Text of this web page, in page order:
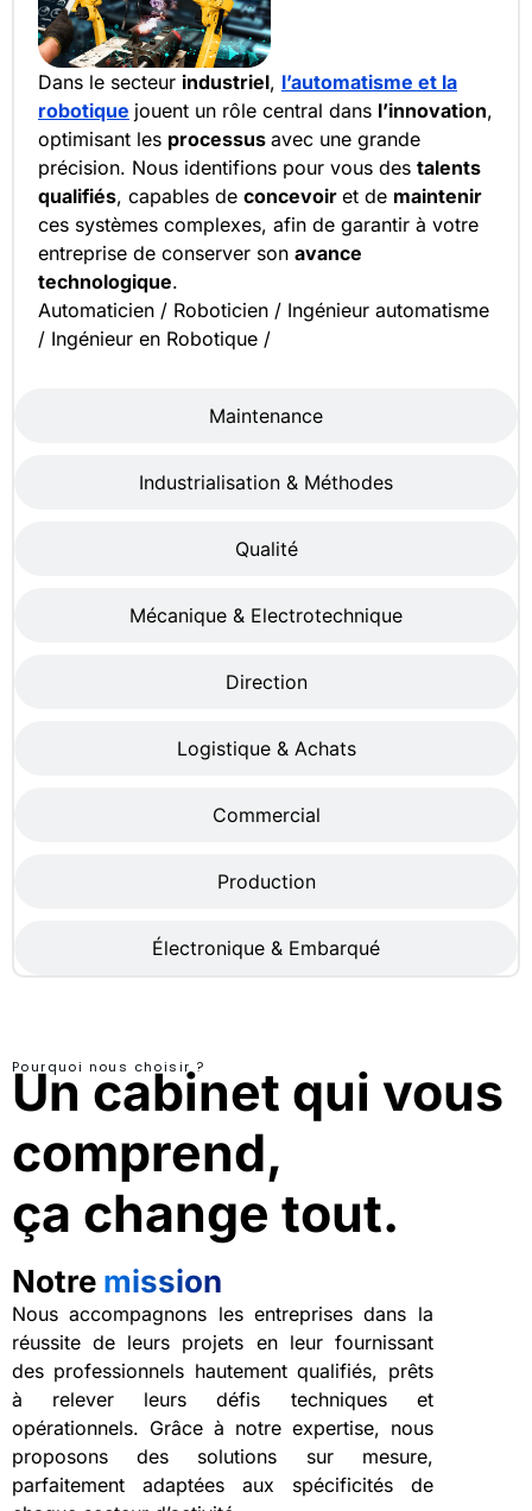
Maintenance
Industrialisation & Méthodes
Qualité
Mécanique & Electrotechnique
Direction
Logistique & Achats
Commercial
Production
Électronique & Embarqué
Dans le secteur industriel, l’automatisme et la
robotique jouent un rôle central dans l’innovation,
optimisant les processus avec une grande
précision. Nous identifions pour vous des talents
qualifiés, capables de concevoir et de maintenir
ces systèmes complexes, afin de garantir à votre
entreprise de conserver son avance
technologique.
Automaticien / Roboticien / Ingénieur automatisme
/ Ingénieur en Robotique /
Pourquoi nous choisir ?
Un cabinet qui vous
comprend,
ça change tout.
Notre mission
Nous accompagnons les entreprises dans la
réussite de leurs projets en leur fournissant
des professionnels hautement qualifiés, prêts
à relever leurs défis techniques et
opérationnels. Grâce à notre expertise, nous
proposons des solutions sur mesure,
parfaitement adaptées aux spécificités de